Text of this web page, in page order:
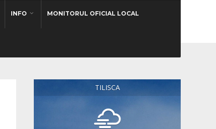
INFO MONITORUL OFICIAL LOCAL
TILISCA